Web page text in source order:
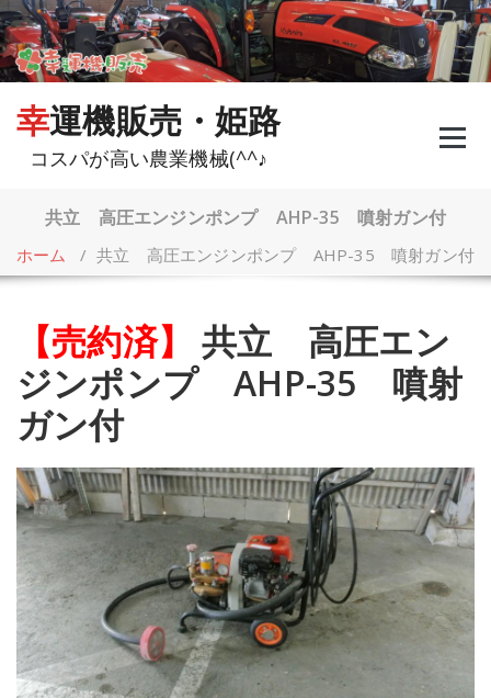
コ
ン
テ
ン
幸運機販売・姫路
コスパが高い農業機械(^^♪
共立 高圧エンジンポンプ AHP-35 噴射ガン付
ホーム / 共立 高圧エンジンポンプ AHP-35 噴射ガン付
【売約済】
共立 高圧エン
ジンポンプ AHP-35 噴射
ガン付